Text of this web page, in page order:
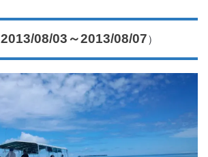
2013/08/03～2013/08/07）